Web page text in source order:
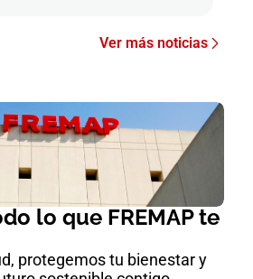
Ver más noticias
lo que FREMAP te
protegemos tu bienestar y